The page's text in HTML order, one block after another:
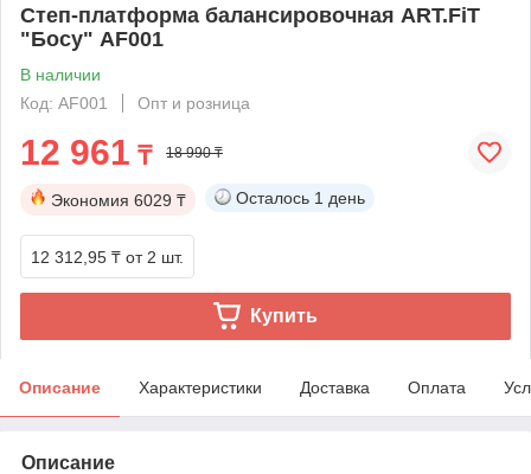
Степ-платформа балансировочная ART.FiT
"Босу" AF001
В наличии
Код: AF001
Опт и розница
12 961 ₸ 18 990 ₸
Экономия 6029 ₸ Осталось 1 день
12 312,95 ₸ от 2 шт.
Купить
Описание Характеристики Доставка Оплата
Описание